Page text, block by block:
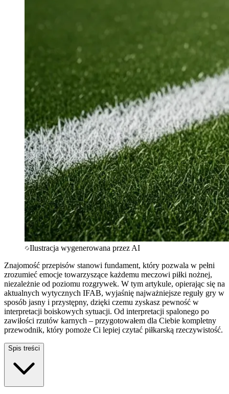
Ilustracja wygenerowana przez AI
Znajomość przepisów stanowi fundament, który pozwala w pełni
zrozumieć emocje towarzyszące każdemu meczowi piłki nożnej,
niezależnie od poziomu rozgrywek. W tym artykule, opierając się na
aktualnych wytycznych IFAB, wyjaśnię najważniejsze reguły gry w
sposób jasny i przystępny, dzięki czemu zyskasz pewność w
interpretacji boiskowych sytuacji. Od interpretacji spalonego po
zawiłości rzutów karnych – przygotowałem dla Ciebie kompletny
przewodnik, który pomoże Ci lepiej czytać piłkarską rzeczywistość.
Spis treści